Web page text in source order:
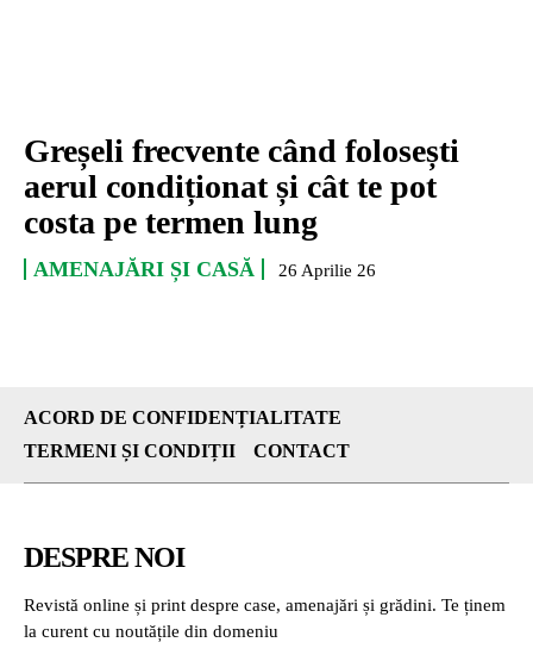
Greșeli frecvente când folosești
aerul condiționat și cât te pot
costa pe termen lung
AMENAJĂRI ȘI CASĂ 26 Aprilie 26
ACORD DE CONFIDENȚIALITATE
TERMENI ȘI CONDIȚII
CONTACT
DESPRE NOI
Revistă online și print despre case, amenajări și grădini. Te ținem
la curent cu noutățile din domeniu